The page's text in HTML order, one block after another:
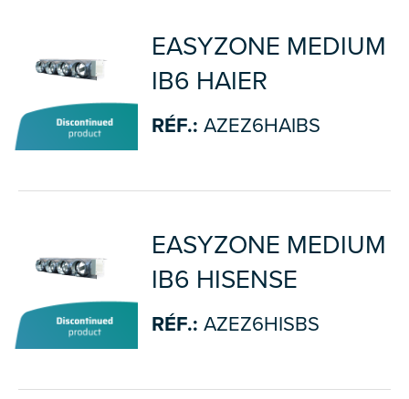
EASYZONE MEDIUM
IB6 HAIER
RÉF.: AZEZ6HAIBS
EASYZONE MEDIUM
IB6 HISENSE
RÉF.: AZEZ6HISBS